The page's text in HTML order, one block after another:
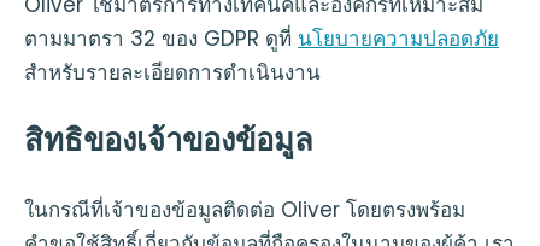
ตามมาตรา 32 ของ GDPR ดูที่ นโยบายความปลอดภัย
สำหรับรายละเอียดการดำเนินงาน
สิทธิของเจ้าของข้อมูล
ในกรณีที่เจ้าของข้อมูลติดต่อ Oliver โดยตรงพร้อม